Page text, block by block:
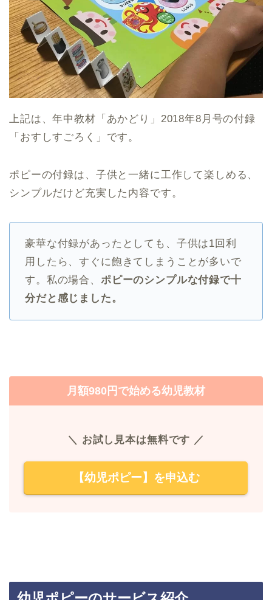
上記は、年中教材「あかどり」2018年8月号の付録
「おすしすごろく」です。
ポピーの付録は、子供と一緒に工作して楽しめる、
シンプルだけど充実した内容です。
豪華な付録があったとしても、子供は1回利
用したら、すぐに飽きてしまうことが多いで
す。私の場合、 ポピーのシンプルな付録で十
分だと感じました。
月額980円で始める幼児教材
＼ お試し見本は無料です ／
【幼児ポピー】を申込む